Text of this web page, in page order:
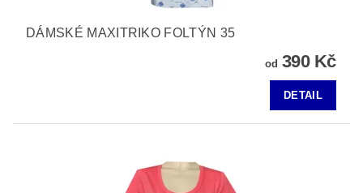
DÁMSKÉ MAXITRIKO FOLTÝN 35
od 390 Kč
DETAIL